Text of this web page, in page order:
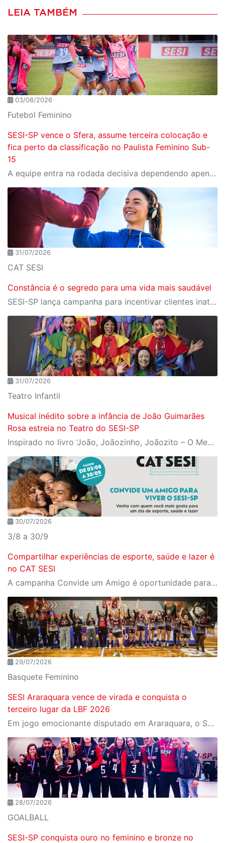
LEIA TAMBÉM
03/08/2026
Futebol Feminino
SESI-SP vence o Sfera, assume terceira colocação e
fica perto da classificação no Paulista Feminino Sub-
15
A equipe entra na rodada decisiva dependendo apenas de seus próprios resultados para avançar ao mata-mata
31/07/2026
CAT SESI
Constância é o segredo para uma vida mais saudável
SESI-SP lança campanha para incentivar clientes inativos a retomarem a prática de atividades físicas, esporte e lazer com benefícios exclusivos
31/07/2026
Teatro Infantil
Musical inédito sobre a infância de João Guimarães
Rosa estreia no Teatro do SESI-SP
Inspirado no livro ‘João, Joãozinho, Joãozito – O Menino Encantado’, de Claudio Fragata, com direção e dramaturgia de Márcio Araújo, espetáculo acompanha os primeiros anos de vida do escritor mineiro e transforma sua infância em uma celebração da imaginação, da leitura e da cultura popular brasileira
30/07/2026
3/8 a 30/9
Compartilhar experiências de esporte, saúde e lazer é
no CAT SESI
A campanha Convide um Amigo é oportunidade para reunir amigos para aproveitar juntos toda estrutura da unidade SESI-SP mais próxima. Os benefícios para clientes e convidados estão no regulamento
29/07/2026
Basquete Feminino
SESI Araraquara vence de virada e conquista o
terceiro lugar da LBF 2026
Em jogo emocionante disputado em Araraquara, o SESI Araraquara Basquete superou um déficit de quase 20 pontos, contou com o apoio massivo da torcida e derrotou o Cerrado BRB por 77 a 71, conquistando o terceiro lugar da LBF Loterias Caixa 2026
28/07/2026
GOALBALL
SESI-SP conquista ouro no feminino e bronze no